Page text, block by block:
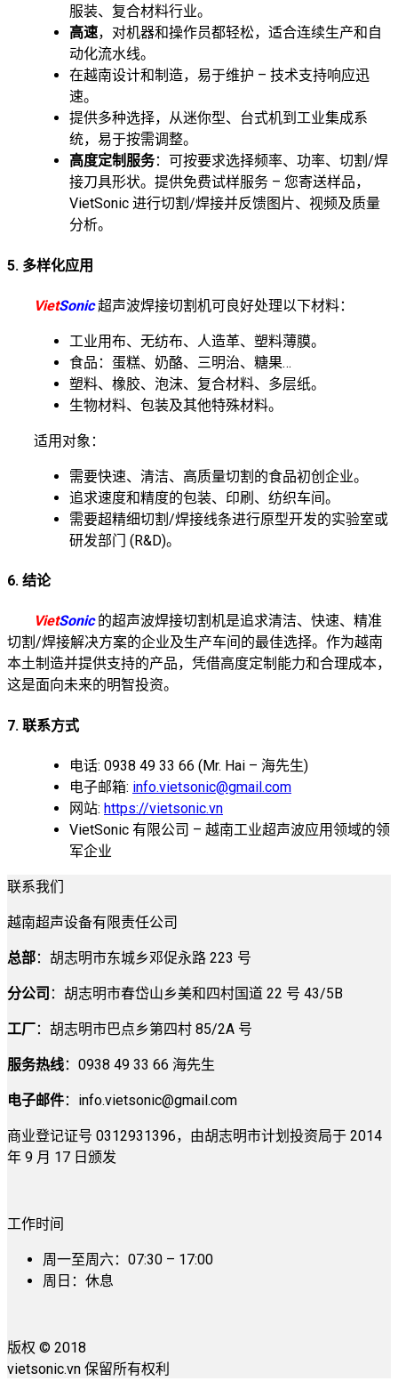
服装、复合材料行业。
高速，对机器和操作员都轻松，适合连续生产和自
动化流水线。
在越南设计和制造，易于维护 – 技术支持响应迅
速。
提供多种选择，从迷你型、台式机到工业集成系
统，易于按需调整。
高度定制服务：可按要求选择频率、功率、切割/焊
接刀具形状。提供免费试样服务 – 您寄送样品，
VietSonic 进行切割/焊接并反馈图片、视频及质量
分析。
5. 多样化应用
VietSonic超声波焊接切割机可良好处理以下材料：
工业用布、无纺布、人造革、塑料薄膜。
食品：蛋糕、奶酪、三明治、糖果…
塑料、橡胶、泡沫、复合材料、多层纸。
生物材料、包装及其他特殊材料。
适用对象：
需要快速、清洁、高质量切割的食品初创企业。
追求速度和精度的包装、印刷、纺织车间。
需要超精细切割/焊接线条进行原型开发的实验室或
研发部门 (R&D)。
6. 结论
VietSonic的超声波焊接切割机是追求清洁、快速、精准
切割/焊接解决方案的企业及生产车间的最佳选择。作为越南
本土制造并提供支持的产品，凭借高度定制能力和合理成本，
这是面向未来的明智投资。
7. 联系方式
电话: 0938 49 33 66 (Mr. Hai – 海先生)
电子邮箱: info.vietsonic@gmail.com
网站: https://vietsonic.vn
VietSonic 有限公司 – 越南工业超声波应用领域的领
军企业
联系我们
越南超声设备有限责任公司
总部：胡志明市东城乡邓促永路 223 号
分公司 ：胡志明市春岱山乡美和四村国道 22 号 43/5B
工厂：胡志明市巴点乡第四村 85/2A 号
服务热线：0938 49 33 66 海先生
电子邮件： info.vietsonic@gmail.com
商业登记证号 0312931396，由胡志明市计划投资局于 2014
年 9 月 17 日颁发
工作时间
周一至周六：07:30 – 17:00
周日：休息
版权 © 2018
vietsonic.vn 保留所有权利